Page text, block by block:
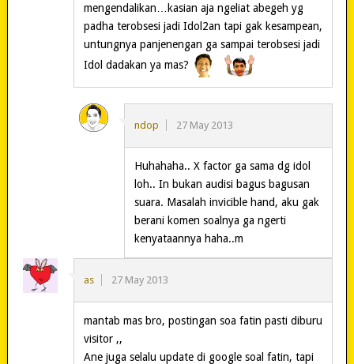
mengendalikan…kasian aja ngeliat abegeh yg
padha terobsesi jadi Idol2an tapi gak kesampean,
untungnya panjenengan ga sampai terobsesi jadi
Idol dadakan ya mas?
ndop 27 May 2013
Huhahaha.. X factor ga sama dg idol
loh.. In bukan audisi bagus bagusan
suara. Masalah invicible hand, aku gak
berani komen soalnya ga ngerti
kenyataannya haha..m
as 27 May 2013
mantab mas bro, postingan soa fatin pasti diburu
visitor ,,
Ane juga selalu update di google soal fatin, tapi